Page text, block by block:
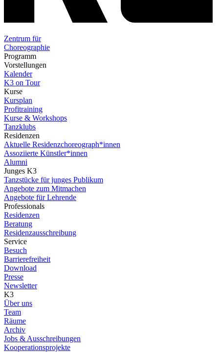
Zentrum für
Choreographie
Programm
Vorstellungen
Kalender
K3 on Tour
Kurse
Kursplan
Profitraining
Kurse & Workshops
Tanzklubs
Residenzen
Aktuelle Residenzchoreograph*innen
Assoziierte Künstler*innen
Alumni
Junges K3
Tanzstücke für junges Publikum
Angebote zum Mitmachen
Angebote für Lehrende
Professionals
Residenzen
Beratung
Residenzausschreibung
Service
Besuch
Barrierefreiheit
Download
Presse
Newsletter
K3
Über uns
Team
Räume
Archiv
Jobs & Ausschreibungen
Kooperationsprojekte